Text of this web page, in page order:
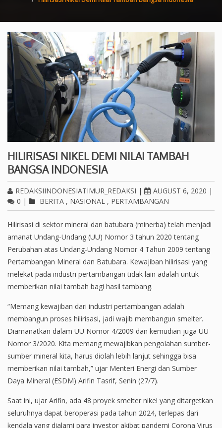
HILIRISASI NIKEL DEMI NILAI TAMBAH
BANGSA INDONESIA
REDAKSIINDONESIATIMUR_REDAKSI | AUGUST 6, 2020 |
0 | BERITA , NASIONAL , PERTAMBANGAN
Hilirisasi di sektor mineral dan batubara (minerba) telah menjadi
amanat Undang-Undang (UU) Nomor 3 tahun 2020 tentang
Perubahan atas Undang-Undang Nomor 4 Tahun 2009 tentang
Pertambangan Mineral dan Batubara. Kewajiban hilirisasi yang
melekat pada industri pertambangan tidak lain adalah untuk
memberikan nilai tambah bagi hasil tambang.
“Memang kewajiban dari industri pertambangan adalah
membangun proses hilirisasi, jadi wajib membangun smelter.
Diamanatkan dalam UU Nomor 4/2009 dan kemudian juga UU
Nomor 3/2020. Kita memang mewajibkan pengolahan sumber-
sumber mineral kita, harus diolah lebih lanjut sehingga bisa
memberikan nilai tambah,” ujar Menteri Energi dan Sumber
Daya Mineral (ESDM) Arifin Tasrif, Senin (27/7).
Saat ini, ujar Arifin, ada 48 proyek smelter nikel yang ditargetkan
seluruhnya dapat beroperasi pada tahun 2024, terlepas dari
kendala yang dialami para investor akibat pandemi Corona Virus